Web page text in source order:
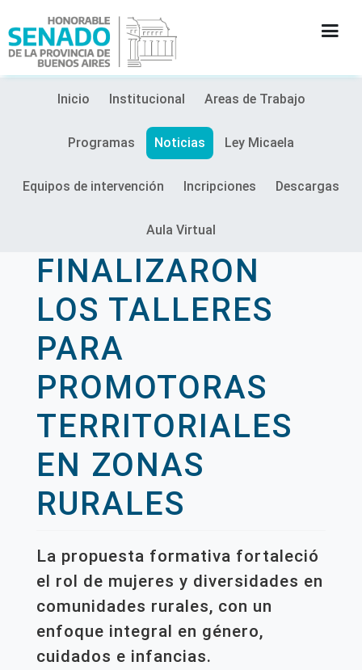
INSTITUCIÓN
SECRETARÍAS
PRENSA
CULTURA
CONTACTO
Inicio Institucional Areas de Trabajo
Programas Noticias Ley Micaela
Equipos de intervención Incripciones Descargas
Aula Virtual
FINALIZARON
LOS TALLERES
PARA
PROMOTORAS
TERRITORIALES
EN ZONAS
RURALES
La propuesta formativa fortaleció
el rol de mujeres y diversidades en
comunidades rurales, con un
enfoque integral en género,
cuidados e infancias.